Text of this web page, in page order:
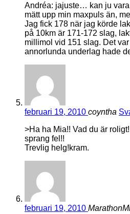
Andréa: jajuste… kan ju
mätt upp min maxpuls än,
Jag fick 178 när jag körde
på 10km är 171-172 slag,
millimol vid 151 slag. Det
annorlunda underlag hade
februari 19, 2010 coyntha
>Ha ha Mia!! Vad du är
sprang fel!!
Trevlig helg!kram.
februari 19, 2010